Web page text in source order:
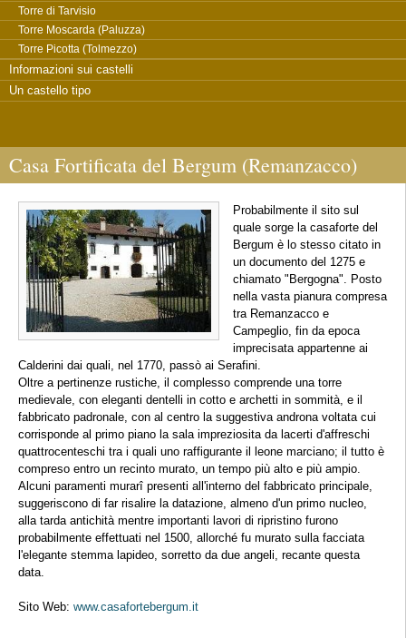
Torre di Tarvisio
Torre Moscarda (Paluzza)
Torre Picotta (Tolmezzo)
Informazioni sui castelli
Un castello tipo
Casa Fortificata del Bergum (Remanzacco)
Probabilmente il sito sul
quale sorge la casaforte del
Bergum è lo stesso citato in
un documento del 1275 e
chiamato "Bergogna". Posto
nella vasta pianura compresa
tra Remanzacco e
Campeglio, fin da epoca
imprecisata appartenne ai
Calderini dai quali, nel 1770, passò ai Serafini.
Oltre a pertinenze rustiche, il complesso comprende una torre
medievale, con eleganti dentelli in cotto e archetti in sommità, e il
fabbricato padronale, con al centro la suggestiva androna voltata cui
corrisponde al primo piano la sala impreziosita da lacerti d'affreschi
quattrocenteschi tra i quali uno raffigurante il leone marciano; il tutto è
compreso entro un recinto murato, un tempo più alto e più ampio.
Alcuni paramenti murarî presenti all'interno del fabbricato principale,
suggeriscono di far risalire la datazione, almeno d'un primo nucleo,
alla tarda antichità mentre importanti lavori di ripristino furono
probabilmente effettuati nel 1500, allorché fu murato sulla facciata
l'elegante stemma lapideo, sorretto da due angeli, recante questa
data.
Sito Web: www.casafortebergum.it